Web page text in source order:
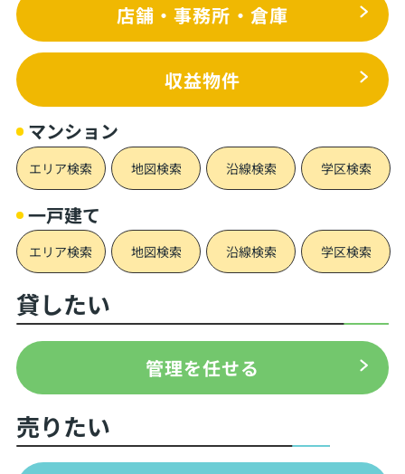
店舗・事務所・倉庫
収益物件
マンション
エリア検索 地図検索 沿線検索 学区検索
一戸建て
エリア検索 地図検索 沿線検索 学区検索
貸したい
管理を任せる
売りたい